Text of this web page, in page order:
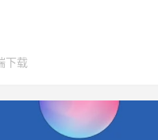
下载